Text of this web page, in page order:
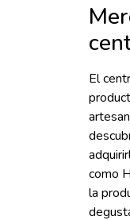
El
como
la